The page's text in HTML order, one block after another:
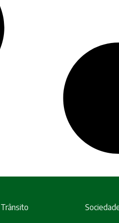
Trânsito